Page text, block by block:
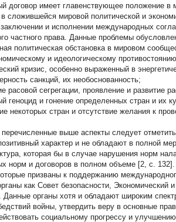
договор имеет главенствующее положение в
сложившейся мировой политической и
и исполнении международных
частного права. Данные проблемы
политическая обстановка в мировом
и идеологическому
кризис, особенно выраженный в
санкций, их необоснованность;
сегрегации, проявление и развитие
и гонение определенных стран и их
стран и отсутствие желания к
перечисленные выше аспекты следует
характер и не обладают в полной
которая бы в случае нарушения норм
норм и договоров в полном объеме [2, с.
призваны к поддержанию
как Совет безопасности,
Данные органы хотя и обладают широким
войны, утвердить веру в основные
социальному прогрессу и